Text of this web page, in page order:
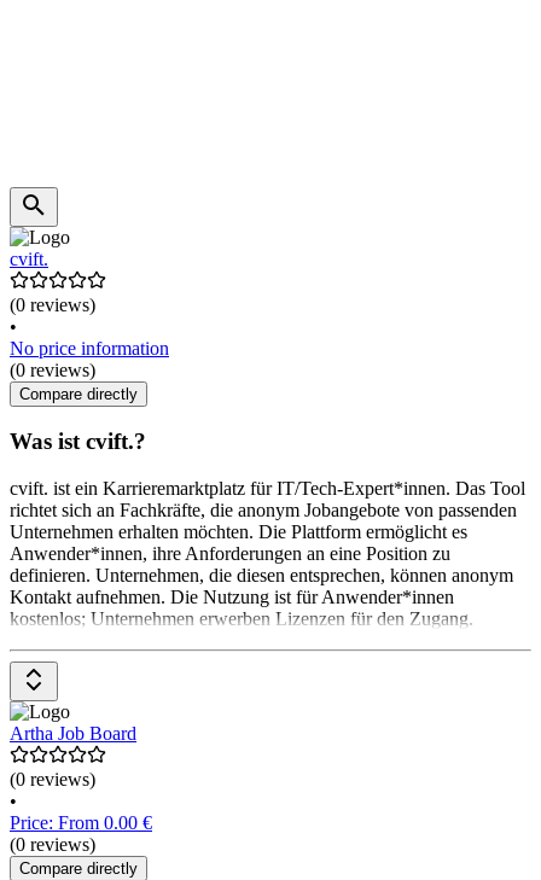
cvift.
(0 reviews)
•
No price information
(0 reviews)
Compare directly
Was ist cvift.?
cvift. ist ein Karrieremarktplatz für IT/Tech-Expert*innen. Das Tool
richtet sich an Fachkräfte, die anonym Jobangebote von passenden
Unternehmen erhalten möchten. Die Plattform ermöglicht es
Anwender*innen, ihre Anforderungen an eine Position zu
definieren. Unternehmen, die diesen entsprechen, können anonym
Kontakt aufnehmen. Die Nutzung ist für Anwender*innen
kostenlos; Unternehmen erwerben Lizenzen für den Zugang.
Artha Job Board
(0 reviews)
•
Price: From 0.00 €
(0 reviews)
Compare directly